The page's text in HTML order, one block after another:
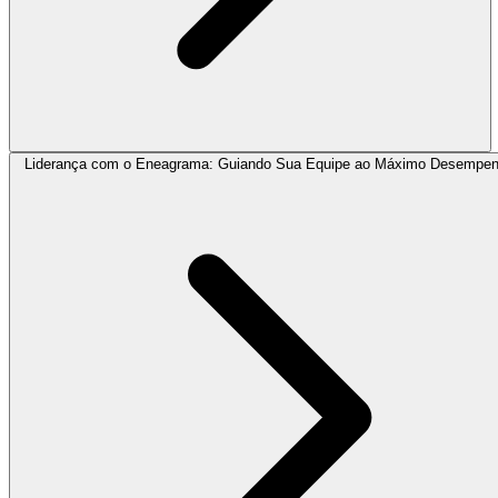
Liderança com o Eneagrama: Guiando Sua Equipe ao Máximo